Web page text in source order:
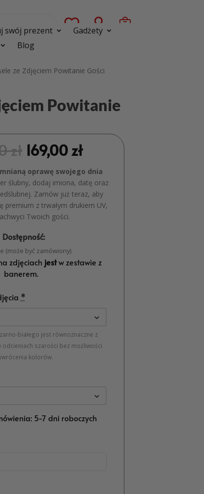
  
swój prezent
Gadżety
Blog
ze Zdjęciem Powitanie Gości
Powitanie
zł 169,00zł
oprawę swojego dnia
ślubny, dodaj imiona, datę oraz
Zamów już teraz, aby
premium z trwałym drukiem UV,
Twoich gości.
Dostępność:
(może być zamówiony)
zdjęciach jestw zestawie z
banerem.
*
białego jest równoznaczne z
odcieniach szarości bez możliwości
kolorów.
5-7 dni roboczych